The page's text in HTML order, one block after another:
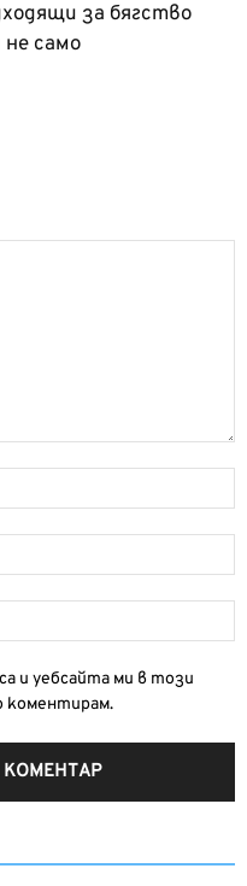
за бягство
не само
и уебсайта ми в този
коментирам.